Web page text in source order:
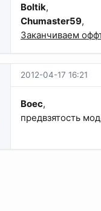
Boltik,
Chumaster59,
Заканчиваем
2012-04-17 16:21
Boec,
предвзятость